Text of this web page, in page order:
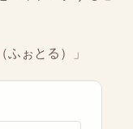
ぉとる）」